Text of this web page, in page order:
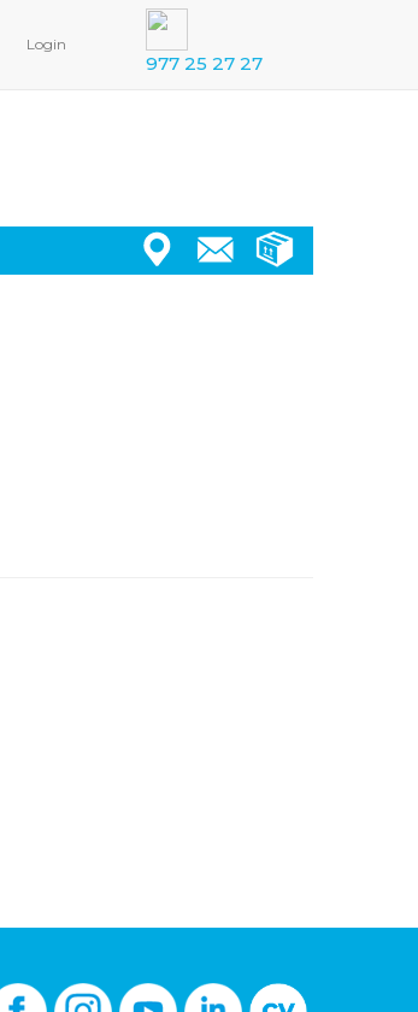
Login
977 25 27 27